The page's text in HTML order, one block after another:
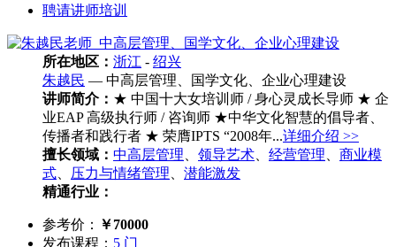
聘请讲师培训
所在地区： 浙江 - 绍兴
朱越民 — 中高层管理、国学文化、企业心理建设
讲师简介： ★ 中国十大女培训师 / 身心灵成长导师 ★ 企
业EAP 高级执行师 / 咨询师 ★中华文化智慧的倡导者、
传播者和践行者 ★ 荣膺IPTS “2008年...详细介绍 >>
擅长领域： 中高层管理 领导艺术 经营管理
商业模
式
压力与情绪管理
潜能激发
精通行业：
参考价： ￥70000
发布课程： 5 门